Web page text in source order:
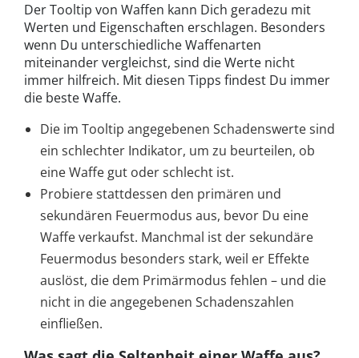
Der Tooltip von Waffen kann Dich geradezu mit
Werten und Eigenschaften erschlagen. Besonders
wenn Du unterschiedliche Waffenarten
miteinander vergleichst, sind die Werte nicht
immer hilfreich. Mit diesen Tipps findest Du immer
die beste Waffe.
Die im Tooltip angegebenen Schadenswerte sind
ein schlechter Indikator, um zu beurteilen, ob
eine Waffe gut oder schlecht ist.
Probiere stattdessen den primären und
sekundären Feuermodus aus, bevor Du eine
Waffe verkaufst. Manchmal ist der sekundäre
Feuermodus besonders stark, weil er Effekte
auslöst, die dem Primärmodus fehlen – und die
nicht in die angegebenen Schadenszahlen
einfließen.